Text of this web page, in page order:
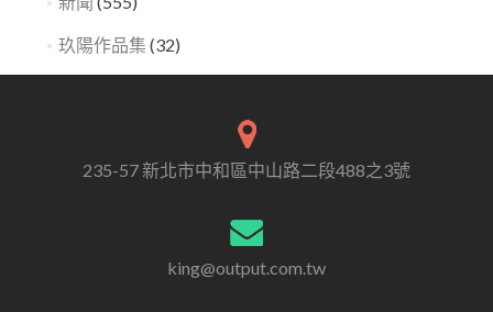
玖陽作品集 (32)
235-57 新北市中和區中山路二段488之3號
king@output.com.tw